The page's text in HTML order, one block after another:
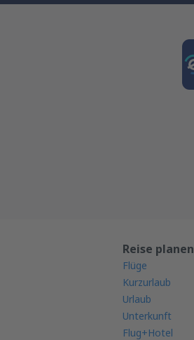
Reise planen
Flüge
Kurzurlaub
Urlaub
Unterkunft
Flug+Hotel